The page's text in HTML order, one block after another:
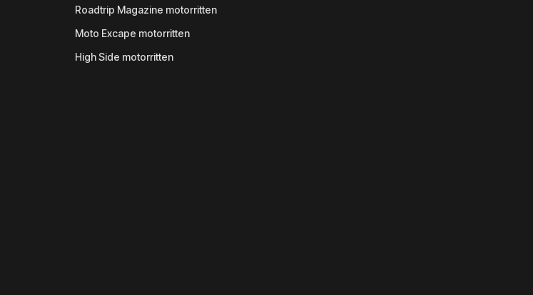
Roadtrip Magazine motorritten
Moto Excape motorritten
High Side motorritten